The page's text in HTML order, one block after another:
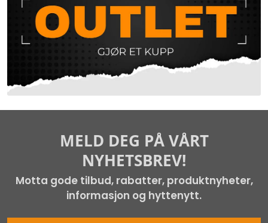
MELD DEG PÅ VÅRT
NYHETSBREV!
Motta gode tilbud, rabatter, produktnyheter,
informasjon og hyttenytt.